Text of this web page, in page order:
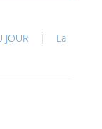
JOUR | La